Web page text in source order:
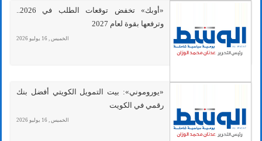
وترفعها بقوة لعام 2027
الخميس , 16 يوليو 2026
«يوروموني»: بيت التمويل الكويتي أفضل بنك
رقمي في الكويت
الخميس , 16 يوليو 2026